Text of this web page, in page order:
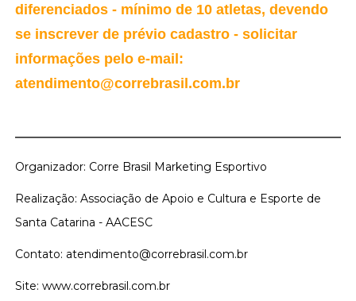
diferenciados - mínimo de 10 atletas, devendo
se inscrever de prévio cadastro - solicitar
informações pelo e-mail:
atendimento@correbrasil.com.br
Organizador: Corre Brasil Marketing Esportivo
Realização: Associação de Apoio e Cultura e Esporte de
Santa Catarina - AACESC
Contato: atendimento@correbrasil.com.br
Site: www.correbrasil.com.br